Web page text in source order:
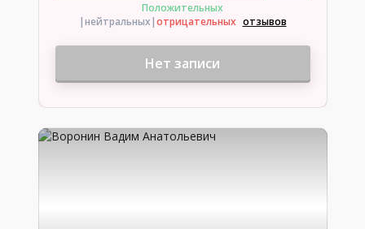
Положительных
|нейтральных|отрицательных отзывов
Нет записи